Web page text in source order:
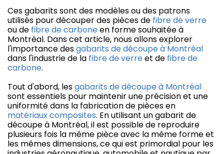
Ces gabarits sont des modèles ou des patrons
utilisés pour découper des pièces de fibre de verre
ou de fibre de carboneen forme souhaitée à
Montréal. Dans cet article, nous allons explorer
l'importance desgabarits de découpe à Montréal
dans l'industrie de la fibre de verreet de fibre de
carbone.
Tout d'abord, lesgabarits de découpe à Montréal
sont essentiels pour maintenir une précision et une
uniformité dans la fabrication de pièces en
matériaux composites. En utilisant un gabarit de
découpe à Montréal, il est possible de reproduire
plusieurs fois la même pièce avec la même forme et
les mêmes dimensions, ce qui est primordial pour les